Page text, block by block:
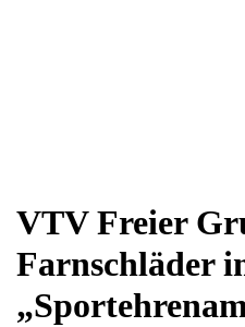
VTV Freier
Farnschläder